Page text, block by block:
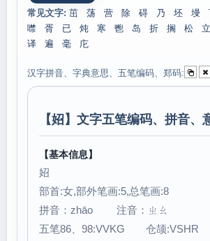
常见文字: 茁 荡 营 除 碍 乃 坯 墁
噤
胥 已 炖 寒 鬯 岛 折 搁 松 立
译
遍 毫 庀
汉字拼音、字典意思、五笔编码、郑码:
【妱】文字五笔编码、拼音、
【基本信息】
妱
部首:女,部外笔画:5,总笔画:8
拼音：zhāo 注音：ㄓㄠ
五笔86、98:VVKG 仓颉